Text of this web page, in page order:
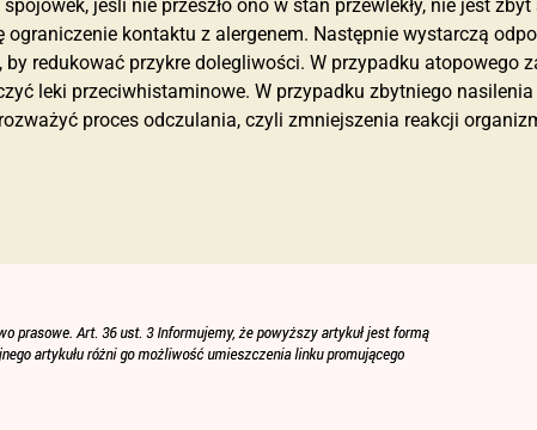
jeśli nie przeszło ono w stan przewlekły, nie jest
ograniczenie kontaktu z alergenem. Następnie wystarczą
redukować przykre dolegliwości. W przypadku atopowego
leki przeciwhistaminowe. W przypadku zbytniego
proces odczulania, czyli zmniejszenia reakcji